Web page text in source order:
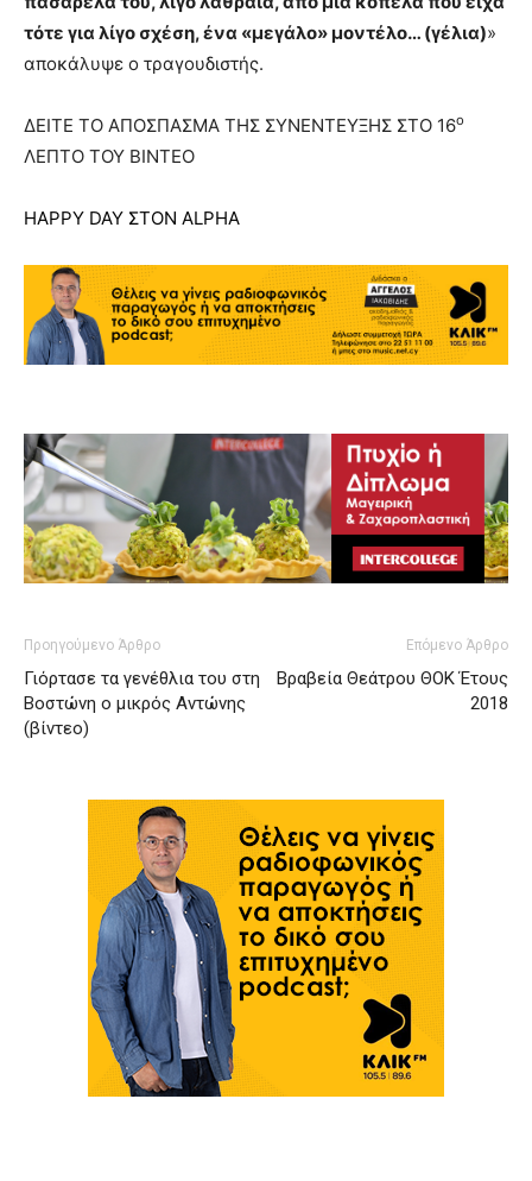
τότε για λίγο σχέση, ένα «μεγάλο» μοντέλο… (γέλια)»
αποκάλυψε ο τραγουδιστής.
ΔΕΙΤΕ ΤΟ ΑΠΟΣΠΑΣΜΑ ΤΗΣ ΣΥΝΕΝΤΕΥΞΗΣ ΣΤΟ 16ο
ΛΕΠΤΟ ΤΟΥ ΒΙΝΤΕΟ
HAPPY DAY ΣΤΟΝ ALPHA
Προηγούμενο Άρθρο
Γιόρτασε τα γενέθλια του στη
Βοστώνη ο μικρός Αντώνης
(βίντεο)
Επόμενο Άρθρο
Βραβεία Θεάτρου ΘΟΚ Έτους
2018